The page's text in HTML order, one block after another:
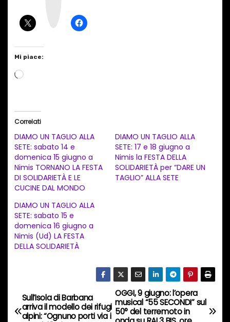
Mi piace:
C
a
m
e
n
t
o
i
n
s
o
Correlati
DIAMO UN TAGLIO ALLA
SETE: sabato 14 e
domenica 15 giugno a
Nimis TORNANO LA FESTA
DI SOLIDARIETÀ E LE
CUCINE DAL MONDO
DIAMO UN TAGLIO ALLA
SETE: 17 e 18 giugno a
Nimis la FESTA DELLA
SOLIDARIETÀ per “DARE UN
TAGLIO” ALLA SETE
DIAMO UN TAGLIO ALLA
SETE: sabato 15 e
domenica 16 giugno a
Nimis (Ud) LA FESTA
DELLA SOLIDARIETÀ
N
OGGI, 9 giugno: l’opera
musical “55 SECONDI” sul
50° del terremoto in
Sull’Isola di Barbana
arriva il modello dei rifugi
alpini: “Ognuno porti via i